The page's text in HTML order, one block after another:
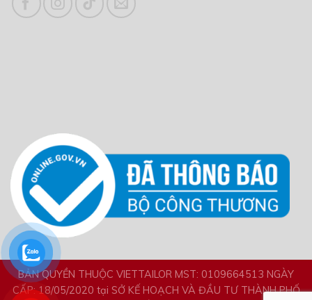
BẢN QUYỀN THUỘC VIETTAILOR MST: 0109664513 NGÀY
CẤP: 18/05/2020 tại SỞ KẾ HOẠCH VÀ ĐẦU TƯ THÀNH PHỐ